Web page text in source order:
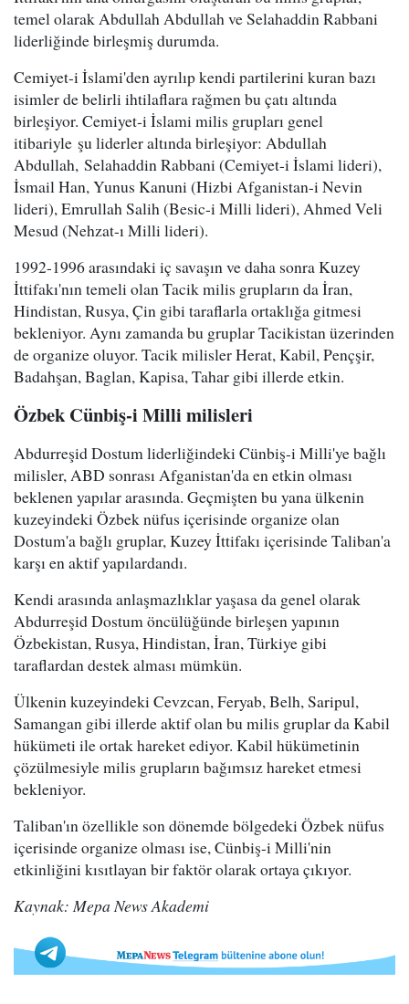
temel olarak Abdullah Abdullah ve Selahaddin Rabbani
liderliğinde birleşmiş durumda.
Cemiyet-i İslami'den ayrılıp kendi partilerini kuran bazı
isimler de belirli ihtilaflara rağmen bu çatı altında
birleşiyor. Cemiyet-i İslami milis grupları genel
itibariyle şu liderler altında birleşiyor: Abdullah
Abdullah, Selahaddin Rabbani (Cemiyet-i İslami lideri),
İsmail Han, Yunus Kanuni (Hizbi Afganistan-i Nevin
lideri), Emrullah Salih (Besic-i Milli lideri), Ahmed Veli
Mesud (Nehzat-ı Milli lideri).
1992-1996 arasındaki iç savaşın ve daha sonra Kuzey
İttifakı'nın temeli olan Tacik milis grupların da İran,
Hindistan, Rusya, Çin gibi taraflarla ortaklığa gitmesi
bekleniyor. Aynı zamanda bu gruplar Tacikistan üzerinden
de organize oluyor. Tacik milisler Herat, Kabil, Pençşir,
Badahşan, Baglan, Kapisa, Tahar gibi illerde etkin.
Özbek Cünbiş-i Milli milisleri
Abdurreşid Dostum liderliğindeki Cünbiş-i Milli'ye bağlı
milisler, ABD sonrası Afganistan'da en etkin olması
beklenen yapılar arasında. Geçmişten bu yana ülkenin
kuzeyindeki Özbek nüfus içerisinde organize olan
Dostum'a bağlı gruplar, Kuzey İttifakı içerisinde Taliban'a
karşı en aktif yapılardandı.
Kendi arasında anlaşmazlıklar yaşasa da genel olarak
Abdurreşid Dostum öncülüğünde birleşen yapının
Özbekistan, Rusya, Hindistan, İran, Türkiye gibi
taraflardan destek alması mümkün.
Ülkenin kuzeyindeki Cevzcan, Feryab, Belh, Saripul,
Samangan gibi illerde aktif olan bu milis gruplar da Kabil
hükümeti ile ortak hareket ediyor. Kabil hükümetinin
çözülmesiyle milis grupların bağımsız hareket etmesi
bekleniyor.
Taliban'ın özellikle son dönemde bölgedeki Özbek nüfus
içerisinde organize olması ise, Cünbiş-i Milli'nin
etkinliğini kısıtlayan bir faktör olarak ortaya çıkıyor.
Kaynak: Mepa News Akademi